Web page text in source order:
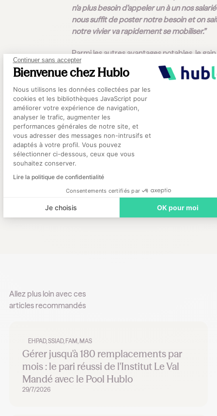
Continuer sans accepter
Bienvenue chez Hublo
Plateforme de Gestion du
Nous utilisons les données collectées par les
cookies et les bibliothèques JavaScript pour
améliorer votre expérience de navigation,
analyser le trafic, augmenter les
performances générales de notre site, et
vous adresser des messages non-intrusifs et
adaptés à votre profil. Vous pouvez
sélectionner ci-dessous, ceux que vous
souhaitez conserver.
Lire la politique de confidentialité
Consentements certifiés par
Je choisis OK pour moi
Axeptio consent
n’a plus besoin d’appeler un à un nos
nous suffit de poster notre besoin et on
notre vivier va rapidement se mobiliser.”
Parmi les autres avantages notables, le
temps et la simplification de la charge
administrative :“c’est très rapide de
mission une fois que tout est paramétré !
gagne aussi du temps avec les contrats car
toutes les informations utiles et
rédaction dans l’application."
Enfin, la fidélisation du vivier est un vrai
l’encadrement comme les résidents :
vacataires qui candidatent chez nous ont
tendance à revenir, c’est donc plus facile
nous de leur accorder notre confiance.”
Allez plus loin avec ces
articles recommandés
EHPAD, SSIAD, FAM, MAS
Gérer jusqu'à 180 remplacements par
mois : le pari réussi de l'Institut Le Val
Mandé avec le Pool Hublo
29/7/2026